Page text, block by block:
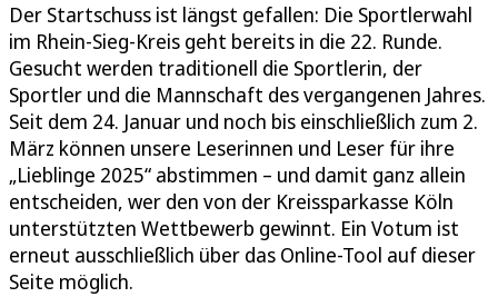
Der Startschuss ist längst gefallen: Die Sportlerwahl
im Rhein-Sieg-Kreis geht bereits in die 22. Runde.
Gesucht werden traditionell die Sportlerin, der
Sportler und die Mannschaft des vergangenen Jahres.
Seit dem 24. Januar und noch bis einschließlich zum 2.
März können unsere Leserinnen und Leser für ihre
„Lieblinge 2025“ abstimmen – und damit ganz allein
entscheiden, wer den von der Kreissparkasse Köln
unterstützten Wettbewerb gewinnt. Ein Votum ist
erneut ausschließlich über das Online-Tool auf dieser
Seite möglich.